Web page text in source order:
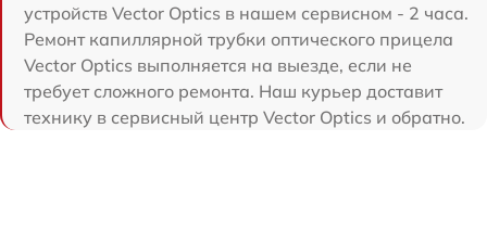
устройств Vector Optics в нашем сервисном - 2 часа.
Ремонт капиллярной трубки оптического прицела
Vector Optics выполняется на выезде, если не
требует сложного ремонта. Наш курьер доставит
технику в сервисный центр Vector Optics и обратно.